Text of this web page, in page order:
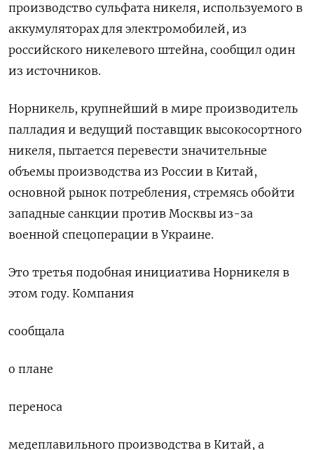
производство сульфата никеля, используемого в
аккумуляторах для электромобилей, из
российского никелевого штейна, сообщил один
из источников.
Норникель, крупнейший в мире производитель
палладия и ведущий поставщик высокосортного
никеля, пытается перевести значительные
объемы производства из России в Китай,
основной рынок потребления, стремясь обойти
западные санкции против Москвы из-за
военной спецоперации в Украине.
Это третья подобная инициатива Норникеля в
этом году. Компания
сообщала
о плане
переноса
медеплавильного производства в Китай, а